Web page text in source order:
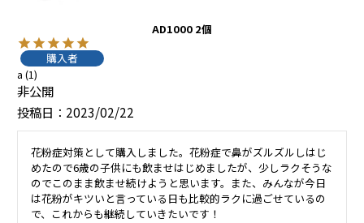
AD1000 2個
購入者
a 1
非公開
投稿日
2023/02/22
花粉症対策として購入しました。花粉症で鼻がズルズルしはじ
めたので6歳の子供にも飲ませはじめましたが、少しラクそうな
のでこのまま飲ませ続けようと思います。また、みんなが今日
は花粉がキツいと言っている日も比較的ラクに過ごせているの
で、これからも継続していきたいです！